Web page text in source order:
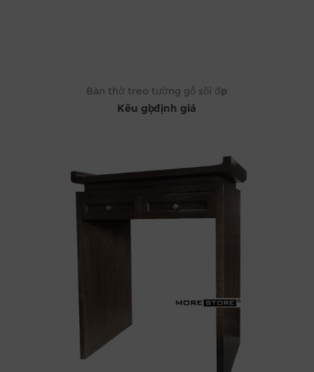
Bàn thờ treo tường gỗ sồi đẹp
Kêu gọi định giá